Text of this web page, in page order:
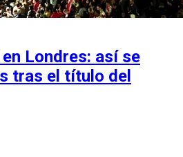
Londres: así se
tras el título del